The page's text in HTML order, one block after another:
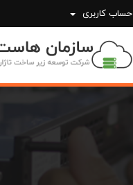
حساب کاربری